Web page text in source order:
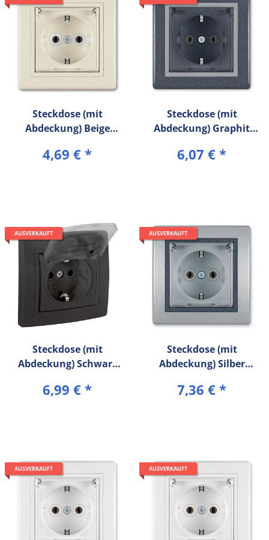
Steckdose (mit
Abdeckung) Beige
4,69 € *
Steckdose (mit
Abdeckung) Graphit
6,07 € *
AUSVERKAUFT
Steckdose (mit
Abdeckung) Schwarz
Line
6,99 € *
AUSVERKAUFT
Steckdose (mit
Abdeckung) Silber
7,36 € *
AUSVERKAUFT AUSVERKAUFT